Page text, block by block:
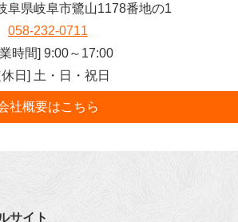
阜県岐阜市鷺山1178番地の1
058-232-0711
時間] 9:00～17:00
休日] 土・日・祝日
社概要はこちら
サイト